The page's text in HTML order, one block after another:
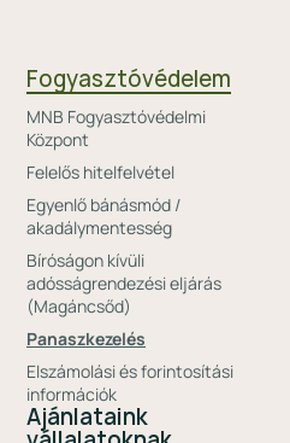
Fogyasztóvédelem
MNB Fogyasztóvédelmi
Központ
Felelős hitelfelvétel
Egyenlő bánásmód /
akadálymentesség
Bíróságon kívüli
adósságrendezési eljárás
(Magáncsőd)
Panaszkezelés
Elszámolási és forintosítási
információk
Ajánlataink